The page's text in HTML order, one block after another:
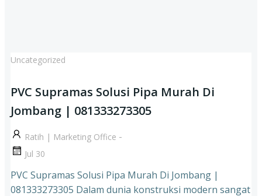
Uncategorized
PVC Supramas Solusi Pipa Murah Di
Jombang | 081333273305
Ratih | Marketing Office -
Jul 30
PVC Supramas Solusi Pipa Murah Di Jombang |
081333273305 Dalam dunia konstruksi modern sangat